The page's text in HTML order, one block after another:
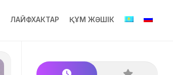
ЛАЙФХАКТАР ҚҰМ ЖӘШІК